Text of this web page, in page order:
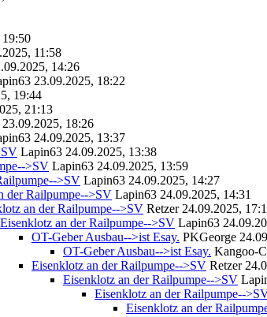
19:50
11:58
14:26
23.09.2025, 18:22
19:44
21:13
23.09.2025, 18:26
24.09.2025, 13:37
Lapin63 24.09.2025, 13:38
>SV Lapin63 24.09.2025, 13:59
>SV Lapin63 24.09.2025, 14:27
der Railpumpe-->SV Lapin63 24.09.2025, 14:31
an der Railpumpe-->SV Retzer 24.09.2025,
Eisenklotz an der Railpumpe-->SV Lapin63
OT-Geber Ausbau-->ist Esay. PKGeorge
OT-Geber Ausbau-->ist Esay. Kangoo-
Eisenklotz an der Railpumpe-->SV Retzer
Eisenklotz an der Railpumpe-->SV
Eisenklotz an der Railpumpe--
Eisenklotz an der